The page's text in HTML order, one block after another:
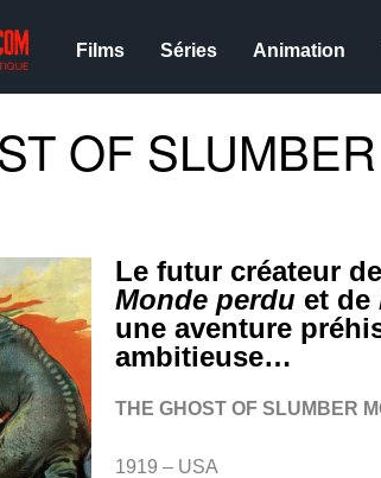
Films Séries Animation
OF
Le futur créateur
Monde perduet de
une aventure
ambitieuse…
THE GHOST OF SLUMBER
1919 – USA